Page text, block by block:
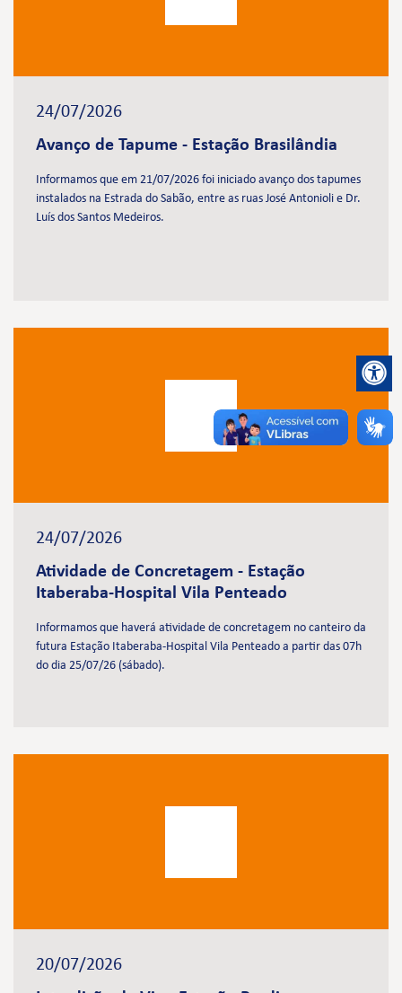
24/07/2026
Avanço de Tapume - Estação Brasilândia
Informamos que em 21/07/2026 foi iniciado avanço dos tapumes
instalados na Estrada do Sabão, entre as ruas José Antonioli e Dr.
Luís dos Santos Medeiros.
24/07/2026
Atividade de Concretagem - Estação
Itaberaba-Hospital Vila Penteado
Informamos que haverá atividade de concretagem no canteiro da
futura Estação Itaberaba-Hospital Vila Penteado a partir das 07h
do dia 25/07/26 (sábado).
20/07/2026